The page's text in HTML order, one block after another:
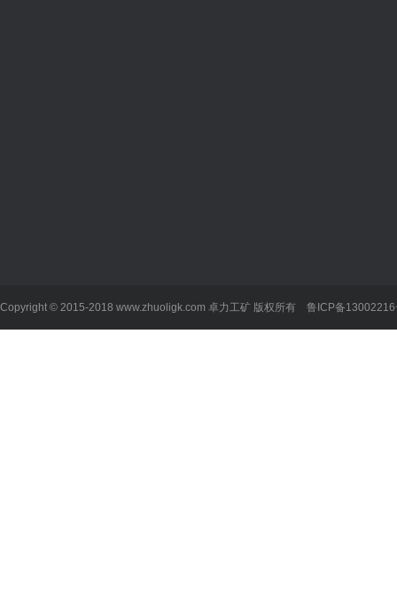
产品视频
喷浆支护
通防设备
Copyright © 2015-2018 www.zhuoligk.com 卓力工矿 版权所有 鲁ICP备